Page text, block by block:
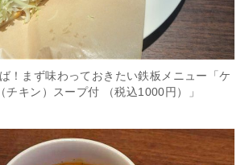
！まず味わっておきたい鉄板メニュー「ケ
チキン）スープ付 （税込1000円）」